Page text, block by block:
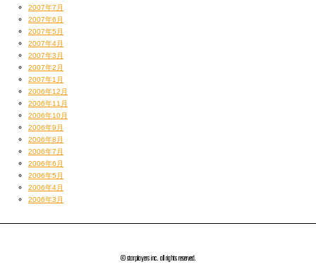
2007年7月
2007年6月
2007年5月
2007年4月
2007年3月
2007年2月
2007年1月
2006年12月
2006年11月
2006年10月
2006年9月
2006年8月
2006年7月
2006年6月
2006年5月
2006年4月
2006年3月
© starplayers inc. all rights reserved.